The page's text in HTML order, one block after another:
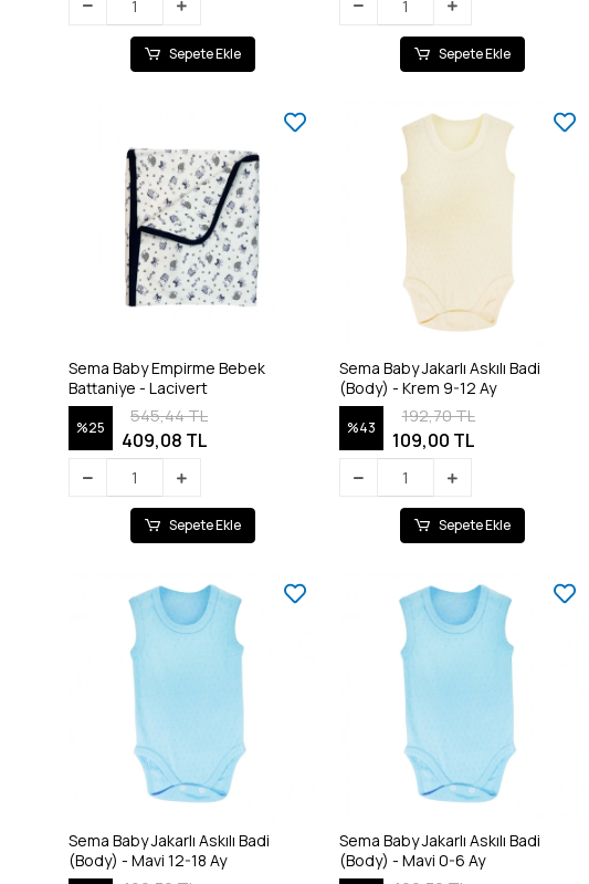
Sepete Ekle Sepete Ekle
Sema Baby Empirme Bebek
Battaniye - Lacivert
%25
545,44 TL
409,08 TL
Sepete Ekle
Sema Baby Jakarlı Askılı Badi
(Body) - Krem 9-12 Ay
%43
192,70 TL
109,00 TL
Sepete Ekle
Sema Baby Jakarlı Askılı Badi
(Body) - Mavi 12-18 Ay
Sema Baby Jakarlı Askılı Badi
(Body) - Mavi 0-6 Ay